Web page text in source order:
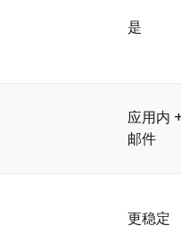
是
应用内
邮件
更稳定